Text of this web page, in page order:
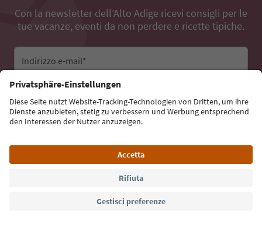
Con la newsletter dell’Alto Adige ricevi consigli per le
tue vacanze, eventi da non perdere e ricette tipiche.
Indirizzo e-mail*
Iscriviti alla newsletter